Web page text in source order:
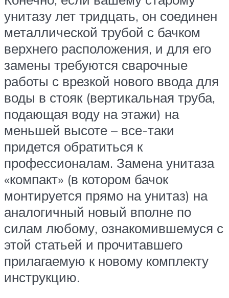
унитазу лет тридцать, он соединен
металлической трубой с бачком
верхнего расположения, и для его
замены требуются сварочные
работы с врезкой нового ввода для
воды в стояк (вертикальная труба,
подающая воду на этажи) на
меньшей высоте – все-таки
придется обратиться к
профессионалам. Замена унитаза
«компакт» (в котором бачок
монтируется прямо на унитаз) на
аналогичный новый вполне по
силам любому, ознакомившемуся с
этой статьей и прочитавшего
прилагаемую к новому комплекту
инструкцию.